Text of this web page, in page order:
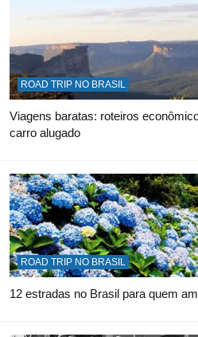
Viagens baratas: roteiros
carro alugado
ROAD TRIP NO BRASIL
12 estradas no Brasil para quem
ROAD TRIP NO BRASIL